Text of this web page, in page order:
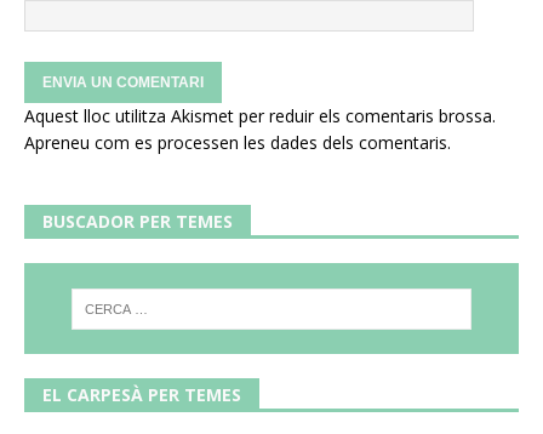
Aquest lloc utilitza Akismet per reduir els comentaris brossa.
Apreneu com es processen les dades dels comentaris.
BUSCADOR PER TEMES
EL CARPESÀ PER TEMES